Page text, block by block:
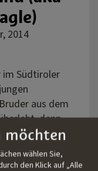
2014
im Südtiroler
aus dem
denn
das
einem
möchten
wählen Sie,
den Klick auf „Alle